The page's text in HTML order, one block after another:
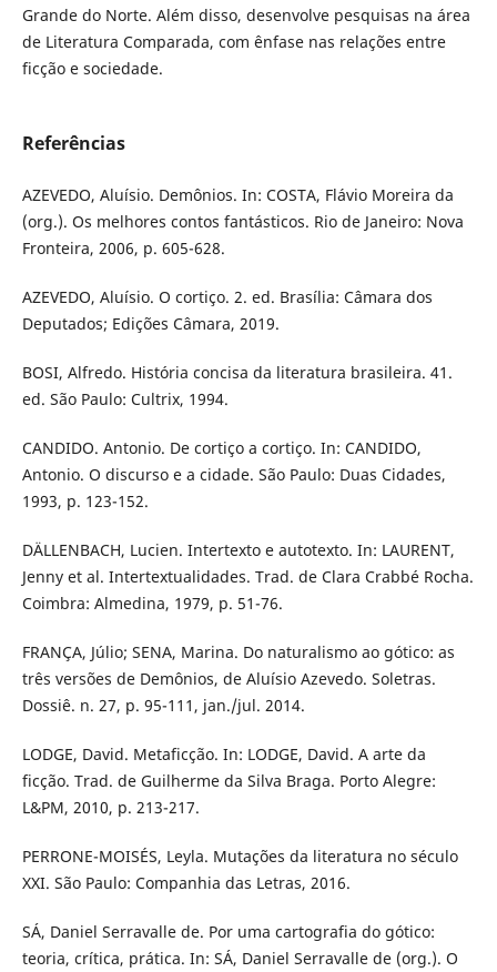
Grande do Norte. Além disso, desenvolve pesquisas na área
de Literatura Comparada, com ênfase nas relações entre
ficção e sociedade.
Referências
AZEVEDO, Aluísio. Demônios. In: COSTA, Flávio Moreira da
(org.). Os melhores contos fantásticos. Rio de Janeiro: Nova
Fronteira, 2006, p. 605-628.
AZEVEDO, Aluísio. O cortiço. 2. ed. Brasília: Câmara dos
Deputados; Edições Câmara, 2019.
BOSI, Alfredo. História concisa da literatura brasileira. 41.
ed. São Paulo: Cultrix, 1994.
CANDIDO. Antonio. De cortiço a cortiço. In: CANDIDO,
Antonio. O discurso e a cidade. São Paulo: Duas Cidades,
1993, p. 123-152.
DÄLLENBACH, Lucien. Intertexto e autotexto. In: LAURENT,
Jenny et al. Intertextualidades. Trad. de Clara Crabbé Rocha.
Coimbra: Almedina, 1979, p. 51-76.
FRANÇA, Júlio; SENA, Marina. Do naturalismo ao gótico: as
três versões de Demônios, de Aluísio Azevedo. Soletras.
Dossiê. n. 27, p. 95-111, jan./jul. 2014.
LODGE, David. Metaficção. In: LODGE, David. A arte da
ficção. Trad. de Guilherme da Silva Braga. Porto Alegre:
L&PM, 2010, p. 213-217.
PERRONE-MOISÉS, Leyla. Mutações da literatura no século
XXI. São Paulo: Companhia das Letras, 2016.
SÁ, Daniel Serravalle de. Por uma cartografia do gótico:
teoria, crítica, prática. In: SÁ, Daniel Serravalle de (org.). O